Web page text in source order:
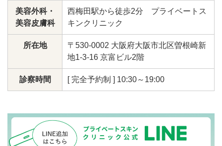
美容外科・
美容皮膚科
西梅田駅から徒歩2分 プライベートス
キンクリニック
所在地
〒530-0002 大阪府大阪市北区曽根崎新
地1-3-16 京富ビル2階
診察時間 [ 完全予約制 ] 10:30～19:00